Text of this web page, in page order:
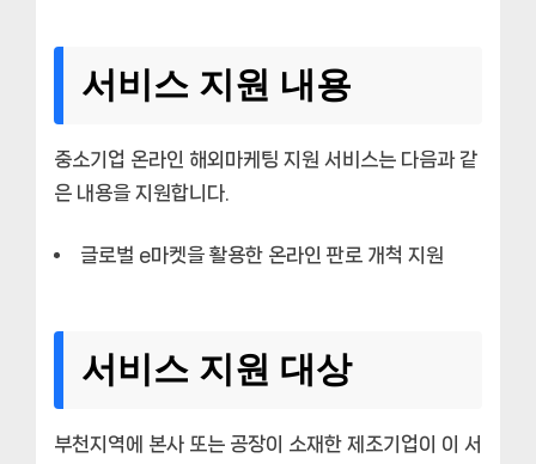
서비스 지원 내용
중소기업 온라인 해외마케팅 지원 서비스는 다음과 같
은 내용을 지원합니다.
글로벌 e마켓을 활용한 온라인 판로 개척 지원
서비스 지원 대상
부천지역에 본사 또는 공장이 소재한 제조기업이 이 서